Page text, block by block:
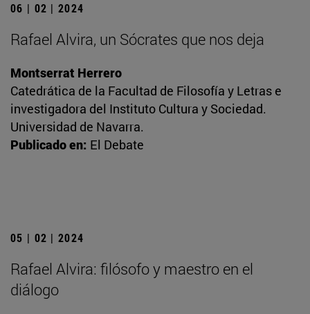
06 | 02 | 2024
Rafael Alvira, un Sócrates que nos deja
Montserrat Herrero
Catedrática de la Facultad de Filosofía y Letras e
investigadora del Instituto Cultura y Sociedad.
Universidad de Navarra.
Publicado en: El Debate
05 | 02 | 2024
Rafael Alvira: filósofo y maestro en el
diálogo